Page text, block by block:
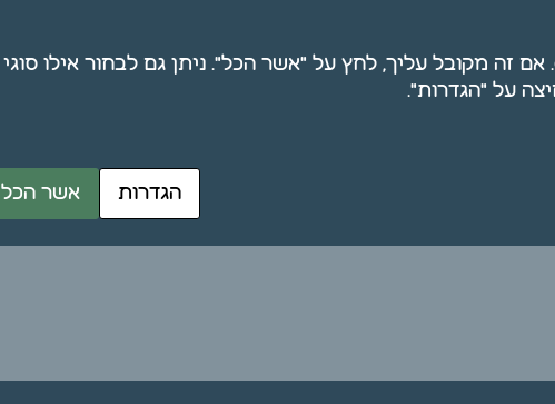
אנו משתמשים בקובצי Cookie. אם זה מקובל עליך, לחץ על "אשר הכל". ניתן גם לבחור אילו סוגי
הגדרות אשר הכל